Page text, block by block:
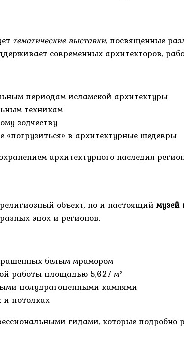
тематические выставки, посвященные
современных архитекторов,
периодам исламской архитектуры
техникам
зодчеству
в архитектурные шедевры
архитектурного наследия
объект, но и настоящий музей
эпох и регионов.
белым мрамором
работы площадью 5,627 м²
полудрагоценными камнями
и потолках
гидами, которые подробно